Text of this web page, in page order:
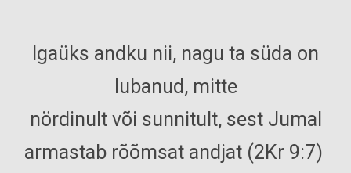
Igaüks andku nii, nagu ta süda on
lubanud, mitte
nördinult või sunnitult, sest Jumal
armastab rõõmsat andjat (2Kr 9:7)